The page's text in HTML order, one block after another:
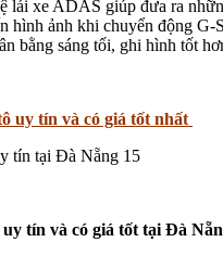
lái xe ADAS giúp đưa ra
hình ảnh khi chuyển động
bằng sáng tối, ghi hình tốt
uy tín và có giá tốt nhất
tín và có giá tốt tại Đà